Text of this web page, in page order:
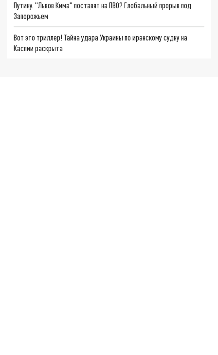
Путину. "Львов Кима" поставят на ПВО? Глобальный прорыв под
Запорожьем
Вот это триллер! Тайна удара Украины по иранскому судну на
Каспии раскрыта